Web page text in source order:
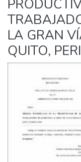
LA GRAN
QUITO,